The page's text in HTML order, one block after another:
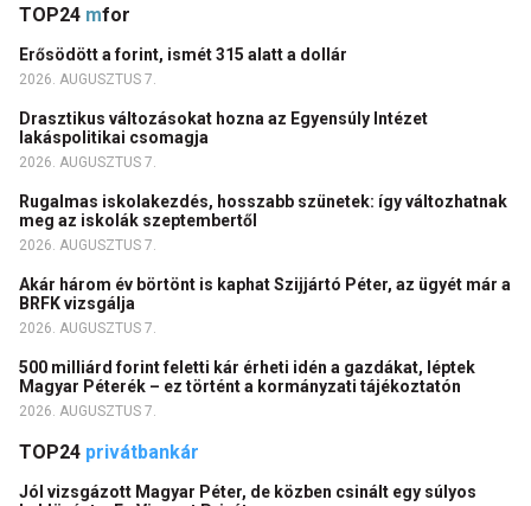
TOP24 mfor
Erősödött a forint, ismét 315 alatt a dollár
2026. AUGUSZTUS 7.
Drasztikus változásokat hozna az Egyensúly Intézet
lakáspolitikai csomagja
2026. AUGUSZTUS 7.
Rugalmas iskolakezdés, hosszabb szünetek: így változhatnak
meg az iskolák szeptembertől
2026. AUGUSZTUS 7.
Akár három év börtönt is kaphat Szijjártó Péter, az ügyét már a
BRFK vizsgálja
2026. AUGUSZTUS 7.
500 milliárd forint feletti kár érheti idén a gazdákat, léptek
Magyar Péterék – ez történt a kormányzati tájékoztatón
2026. AUGUSZTUS 7.
TOP24 privátbankár
Jól vizsgázott Magyar Péter, de közben csinált egy súlyos